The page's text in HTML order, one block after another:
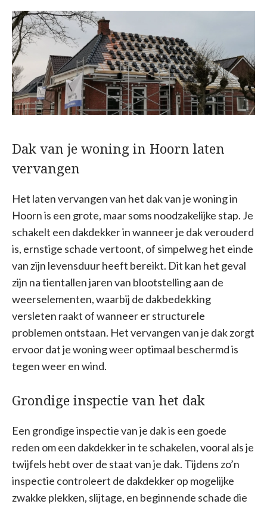
Dak van je woning in Hoorn laten
vervangen
Het laten vervangen van het dak van je woning in
Hoorn is een grote, maar soms noodzakelijke stap. Je
schakelt een dakdekker in wanneer je dak verouderd
is, ernstige schade vertoont, of simpelweg het einde
van zijn levensduur heeft bereikt. Dit kan het geval
zijn na tientallen jaren van blootstelling aan de
weerselementen, waarbij de dakbedekking
versleten raakt of wanneer er structurele
problemen ontstaan. Het vervangen van je dak zorgt
ervoor dat je woning weer optimaal beschermd is
tegen weer en wind.
Grondige inspectie van het dak
Een grondige inspectie van je dak is een goede
reden om een dakdekker in te schakelen, vooral als je
twijfels hebt over de staat van je dak. Tijdens zo’n
inspectie controleert de dakdekker op mogelijke
zwakke plekken, slijtage, en beginnende schade die